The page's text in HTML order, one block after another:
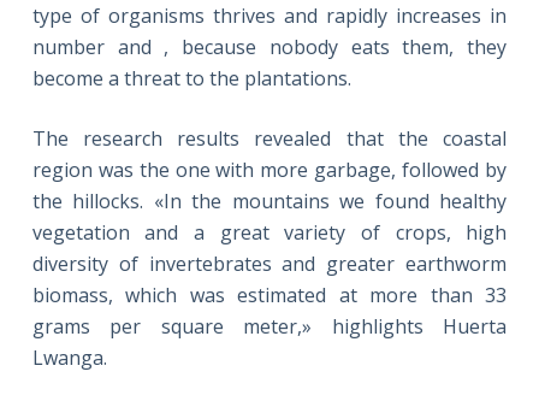
type of organisms thrives and rapidly increases in
number and , because nobody eats them, they
become a threat to the plantations.
The research results revealed that the coastal
region was the one with more garbage, followed by
the hillocks. «In the mountains we found healthy
vegetation and a great variety of crops, high
diversity of invertebrates and greater earthworm
biomass, which was estimated at more than 33
grams per square meter,» highlights Huerta
Lwanga.